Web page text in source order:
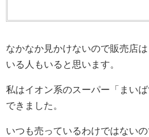
なかなか見かけないので販売店
いる人もいると思います。
私はイオン系のスーパー「まい
できました。
いつも売っているわけではない